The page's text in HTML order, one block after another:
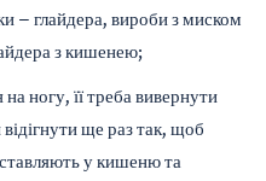
– глайдера, вироби з миском
з кишенею;
ногу, її треба вивернути
відігнути ще раз так, щоб
у кишеню та